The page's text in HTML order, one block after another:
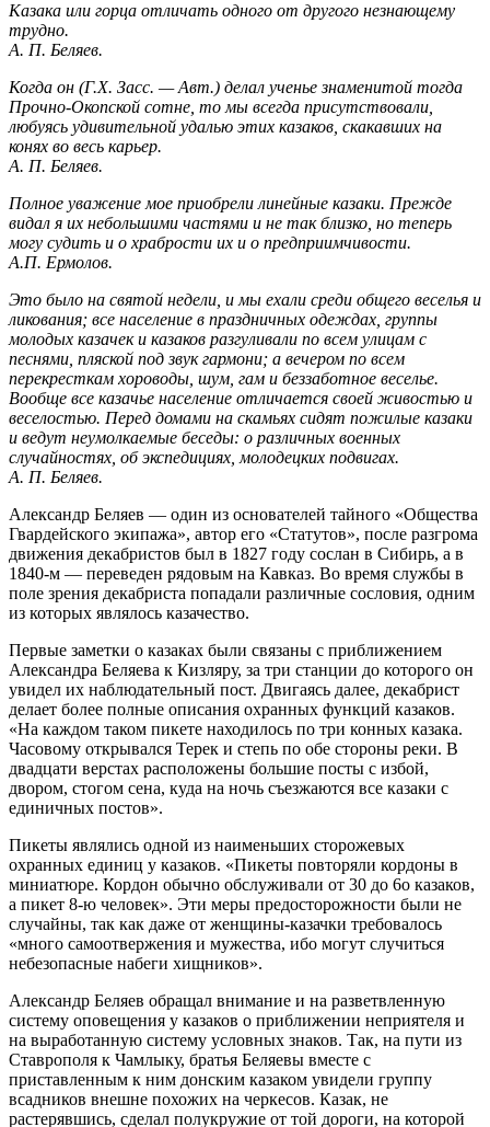
Казака или горца отличать одного от другого незнающему
трудно.
А. П. Беляев.
Когда он (Г.Х. Засс. — Авт.) делал ученье знаменитой тогда
Прочно-Окопской сотне, то мы всегда присутствовали,
любуясь удивительной удалью этих казаков, скакавших на
конях во весь карьер.
А. П. Беляев.
Полное уважение мое приобрели линейные казаки. Прежде
видал я их небольшими частями и не так близко, но теперь
могу судить и о храбрости их и о предприимчивости.
А.П. Ермолов.
Это было на святой недели, и мы ехали среди общего веселья и
ликования; все население в праздничных одеждах, группы
молодых казачек и казаков разгуливали по всем улицам с
песнями, пляской под звук гармони; а вечером по всем
перекресткам хороводы, шум, гам и беззаботное веселье.
Вообще все казачье население отличается своей живостью и
веселостью. Перед домами на скамьях сидят пожилые казаки
и ведут неумолкаемые беседы: о различных военных
случайностях, об экспедициях, молодецких подвигах.
А. П. Беляев.
Александр Беляев — один из основателей тайного «Общества
Гвардейского экипажа», автор его «Статутов», после разгрома
движения декабристов был в 1827 году сослан в Сибирь, а в
1840-м — переведен рядовым на Кавказ. Во время службы в
поле зрения декабриста попадали различные сословия, одним
из которых являлось казачество.
Первые заметки о казаках были связаны с приближением
Александра Беляева к Кизляру, за три станции до которого он
увидел их наблюдательный пост. Двигаясь далее, декабрист
делает более полные описания охранных функций казаков.
«На каждом таком пикете находилось по три конных казака.
Часовому открывался Терек и степь по обе стороны реки. В
двадцати верстах расположены большие посты с избой,
двором, стогом сена, куда на ночь съезжаются все казаки с
единичных постов».
Пикеты являлись одной из наименьших сторожевых
охранных единиц у казаков. «Пикеты повторяли кордоны в
миниатюре. Кордон обычно обслуживали от 30 до 6о казаков,
а пикет 8-ю человек». Эти меры предосторожности были не
случайны, так как даже от женщины-казачки требовалось
«много самоотвержения и мужества, ибо могут случиться
небезопасные набеги хищников».
Александр Беляев обращал внимание и на разветвленную
систему оповещения у казаков о приближении неприятеля и
на выработанную систему условных знаков. Так, на пути из
Ставрополя к Чамлыку, братья Беляевы вместе с
приставленным к ним донским казаком увидели группу
всадников внешне похожих на черкесов. Казак, не
растерявшись, сделал полукружие от той дороги, на которой